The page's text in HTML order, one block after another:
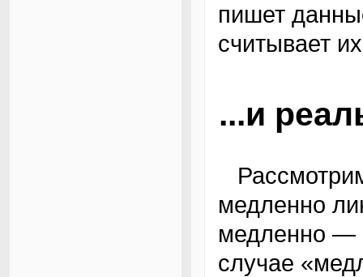
пишет
считывает
...и
Рассмотрим ситуацию, когда напряжение
медленно
медленно —
случае